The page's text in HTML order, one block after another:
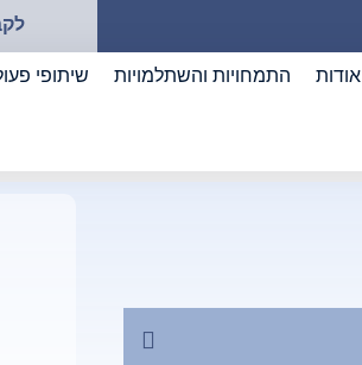
אודות התמחויות והשתלמויות שיתופי